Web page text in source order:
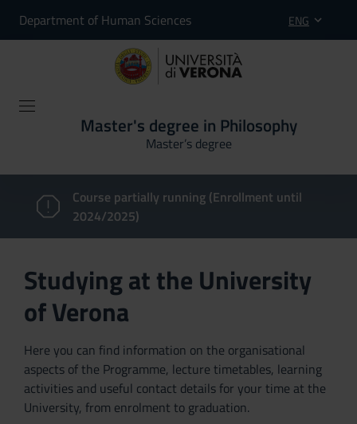
Department of Human Sciences ENG
Master's degree in Philosophy
Master’s degree
Course partially running (Enrollment until
2024/2025)
Studying at the University
of Verona
Here you can find information on the organisational
aspects of the Programme, lecture timetables, learning
activities and useful contact details for your time at the
University, from enrolment to graduation.